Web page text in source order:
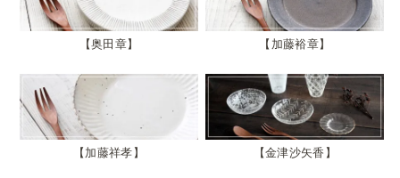
奥田章 加藤裕章
加藤祥孝 金津沙矢香